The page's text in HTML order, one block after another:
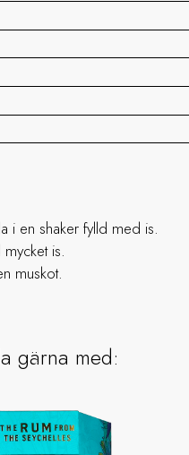
gärna med:
i en shaker fylld med is.
is.
muskot.